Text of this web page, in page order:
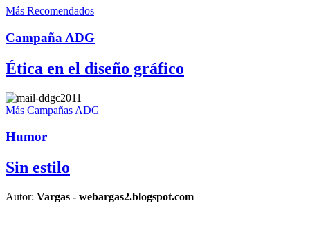
Más Recomendados
Campaña ADG
Ética en el diseño gráfico
Más Campañas ADG
Humor
Sin estilo
Autor: Vargas - webargas2.blogspot.com